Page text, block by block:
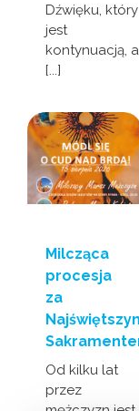
Dźwięku, który
jest
kontynuacją, a
[...]
Milcząca
procesja
za
Od kilku lat
przez